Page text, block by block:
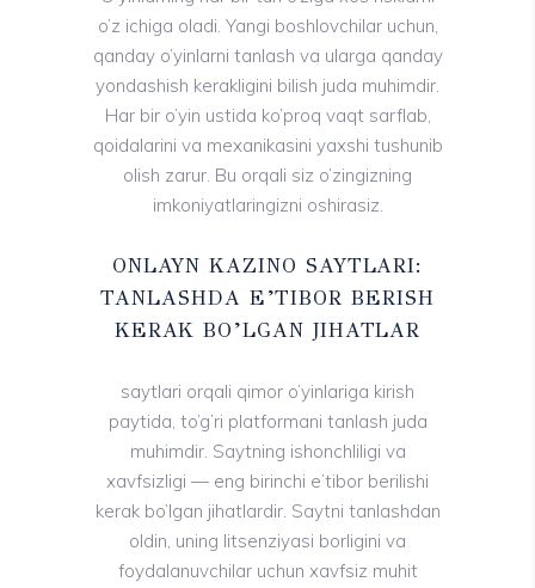
o’z ichiga oladi. Yangi boshlovchilar uchun,
qanday o’yinlarni tanlash va ularga qanday
yondashish kerakligini bilish juda muhimdir.
Har bir o’yin ustida ko’proq vaqt sarflab,
qoidalarini va mexanikasini yaxshi tushunib
olish zarur. Bu orqali siz o’zingizning
imkoniyatlaringizni oshirasiz.
ONLAYN KAZINO SAYTLARI:
TANLASHDA E’TIBOR BERISH
KERAK BO’LGAN JIHATLAR
saytlari orqali qimor o’yinlariga kirish
paytida, to’g’ri platformani tanlash juda
muhimdir. Saytning ishonchliligi va
xavfsizligi — eng birinchi e’tibor berilishi
kerak bo’lgan jihatlardir. Saytni tanlashdan
oldin, uning litsenziyasi borligini va
foydalanuvchilar uchun xavfsiz muhit